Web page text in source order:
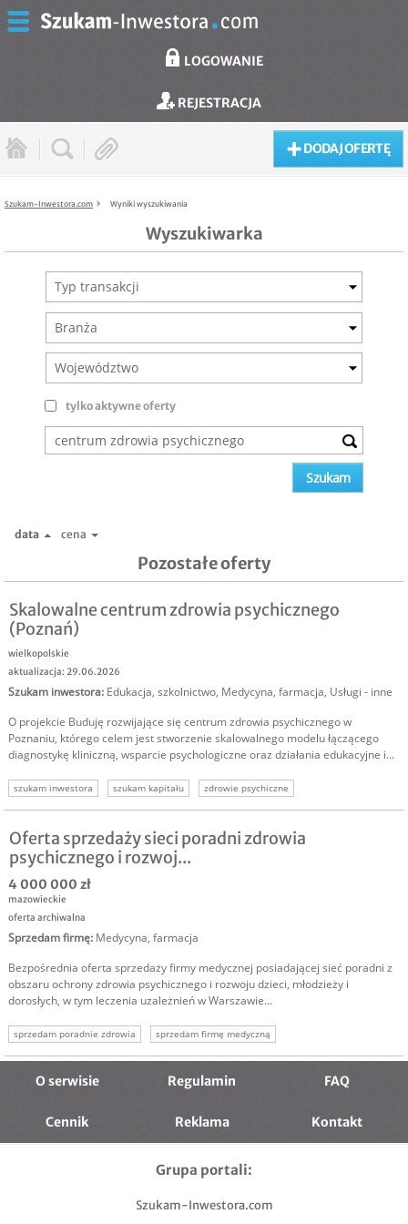
LOGOWANIE
REJESTRACJA
DODAJ OFERTĘ
Szukam-Inwestora.com Wyniki wyszukiwania
Wyszukiwarka
Typ transakcji
Branża
Województwo
tylko aktywne oferty
data cena
Pozostałe oferty
Skalowalne centrum zdrowia psychicznego
(Poznań)
wielkopolskie
aktualizacja: 29.06.2026
Szukam inwestora: Edukacja, szkolnictwo, Medycyna, farmacja, Usługi - inne
O projekcie Buduję rozwijające się centrum zdrowia psychicznego w
Poznaniu, którego celem jest stworzenie skalowalnego modelu łączącego
diagnostykę kliniczną, wsparcie psychologiczne oraz działania edukacyjne i...
szukam inwestora szukam kapitału
zdrowie psychiczne
centrum zdrowia psychicznego
Oferta sprzedaży sieci poradni zdrowia
psychicznego i rozwoj...
4 000 000 zł
mazowieckie
oferta archiwalna
Sprzedam firmę: Medycyna, farmacja
Bezpośrednia oferta sprzedaży firmy medycznej posiadającej sieć poradni z
obszaru ochrony zdrowia psychicznego i rozwoju dzieci, młodzieży i
dorosłych, w tym leczenia uzależnień w Warszawie...
sprzedam poradnie zdrowia
sprzedam firmę medyczną
poradnia psychologiczna
O serwisie Regulamin FAQ
Cennik Reklama Kontakt
Grupa portali:
Szukam-Inwestora.com